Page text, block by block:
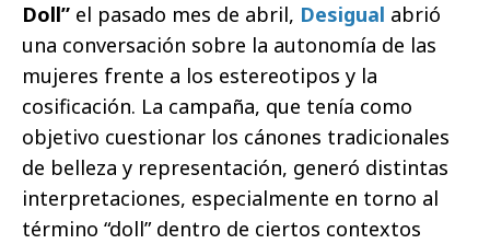
Doll” el pasado mes de abril, Desigual abrió
una conversación sobre la autonomía de las
mujeres frente a los estereotipos y la
cosificación. La campaña, que tenía como
objetivo cuestionar los cánones tradicionales
de belleza y representación, generó distintas
interpretaciones, especialmente en torno al
término “doll” dentro de ciertos contextos